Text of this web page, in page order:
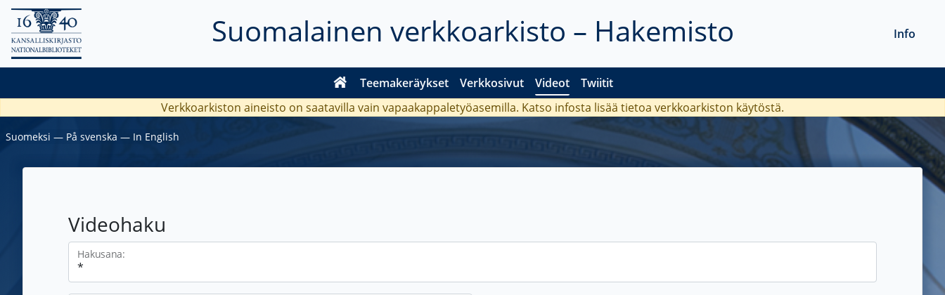
Suomalainen verkkoarkisto – Hakemisto
Teemakeräykset Verkkosivut Videot Twiitit
Info
Verkkoarkiston aineisto on saatavilla vain vapaakappaletyöasemilla. Katso infosta lisää tietoa verkkoarkiston käytöstä.
Suomeksi ― På svenska ― In English
Videohaku
Hakusana: